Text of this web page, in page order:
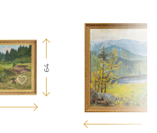
64